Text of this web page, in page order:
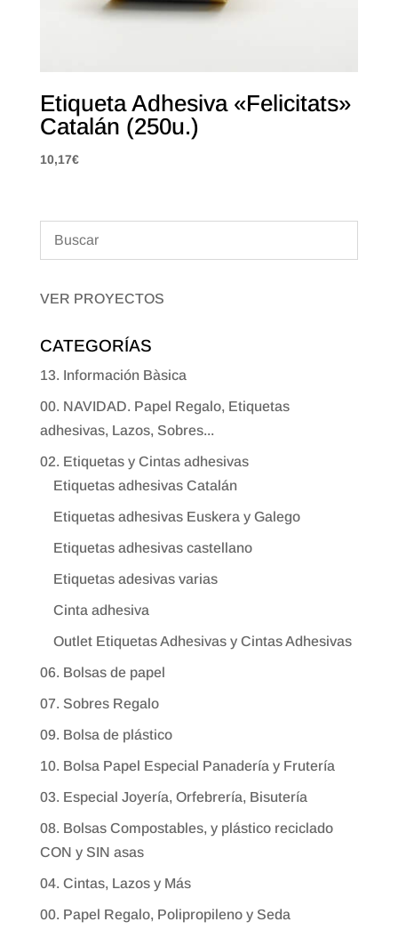
Etiqueta Adhesiva «Felicitats»
Catalán (250u.)
10,17€
VER PROYECTOS
CATEGORÍAS
13. Información Bàsica
00. NAVIDAD. Papel Regalo, Etiquetas
adhesivas, Lazos, Sobres...
02. Etiquetas y Cintas adhesivas
Etiquetas adhesivas Catalán
Etiquetas adhesivas Euskera y Galego
Etiquetas adhesivas castellano
Etiquetas adesivas varias
Cinta adhesiva
Outlet Etiquetas Adhesivas y Cintas Adhesivas
06. Bolsas de papel
07. Sobres Regalo
09. Bolsa de plástico
10. Bolsa Papel Especial Panadería y Frutería
03. Especial Joyería, Orfebrería, Bisutería
08. Bolsas Compostables, y plástico reciclado
CON y SIN asas
04. Cintas, Lazos y Más
00. Papel Regalo, Polipropileno y Seda